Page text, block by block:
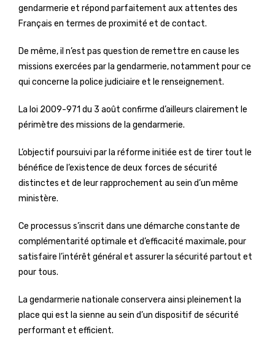
gendarmerie et répond parfaitement aux attentes des
Français en termes de proximité et de contact.
De même, il n’est pas question de remettre en cause les
missions exercées par la gendarmerie, notamment pour ce
qui concerne la police judiciaire et le renseignement.
La loi 2009-971 du 3 août confirme d’ailleurs clairement le
périmètre des missions de la gendarmerie.
L’objectif poursuivi par la réforme initiée est de tirer tout le
bénéfice de l’existence de deux forces de sécurité
distinctes et de leur rapprochement au sein d’un même
ministère.
Ce processus s’inscrit dans une démarche constante de
complémentarité optimale et d’efficacité maximale, pour
satisfaire l’intérêt général et assurer la sécurité partout et
pour tous.
La gendarmerie nationale conservera ainsi pleinement la
place qui est la sienne au sein d’un dispositif de sécurité
performant et efficient.